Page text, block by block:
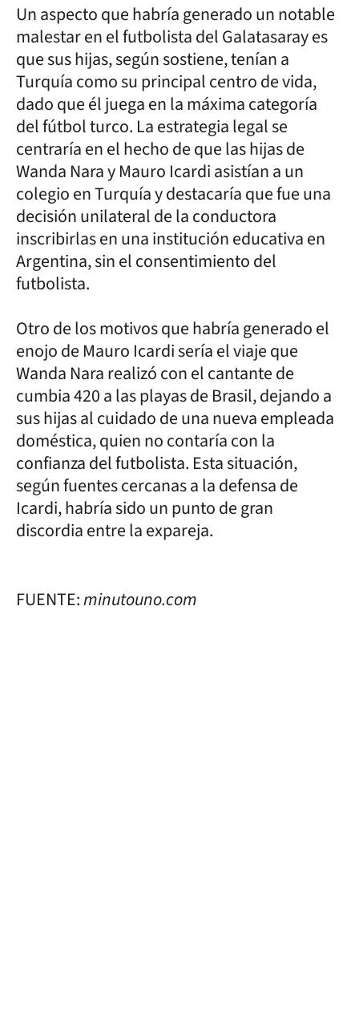
Un aspecto que habría generado un notable
malestar en el futbolista del Galatasaray es
que sus hijas, según sostiene, tenían a
Turquía como su principal centro de vida,
dado que él juega en la máxima categoría
del fútbol turco. La estrategia legal se
centraría en el hecho de que las hijas de
Wanda Nara y Mauro Icardi asistían a un
colegio en Turquía y destacaría que fue una
decisión unilateral de la conductora
inscribirlas en una institución educativa en
Argentina, sin el consentimiento del
futbolista.
Otro de los motivos que habría generado el
enojo de Mauro Icardi sería el viaje que
Wanda Nara realizó con el cantante de
cumbia 420 a las playas de Brasil, dejando a
sus hijas al cuidado de una nueva empleada
doméstica, quien no contaría con la
confianza del futbolista. Esta situación,
según fuentes cercanas a la defensa de
Icardi, habría sido un punto de gran
discordia entre la expareja.
FUENTE:minutouno.com